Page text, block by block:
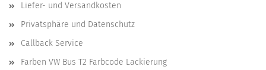
Liefer- und Versandkosten
Privatsphäre und Datenschutz
Callback Service
Farben VW Bus T2 Farbcode Lackierung